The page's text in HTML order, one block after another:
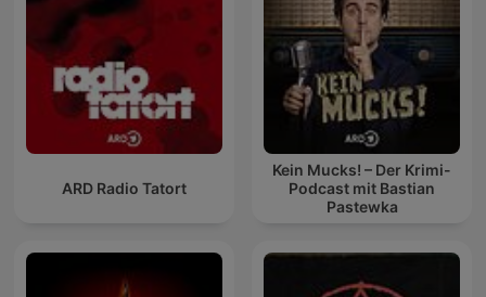
ARD Radio Tatort
Kein Mucks! – Der Krimi-
Podcast mit Bastian
Pastewka